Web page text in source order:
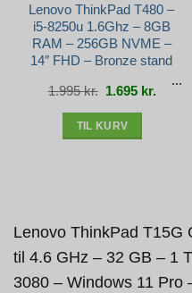
Lenovo ThinkPad T480 –
i5-8250u 1.6Ghz – 8GB
RAM – 256GB NVME –
14″ FHD – Bronze stand
1.995kr. Den
oprindelige
pris
1.695 kr. Den
aktuelle
pris
TIL KURV
Lenovo ThinkPad T15G
til 4.6 GHz – 32 GB – 1
3080 – Windows 11 Pro